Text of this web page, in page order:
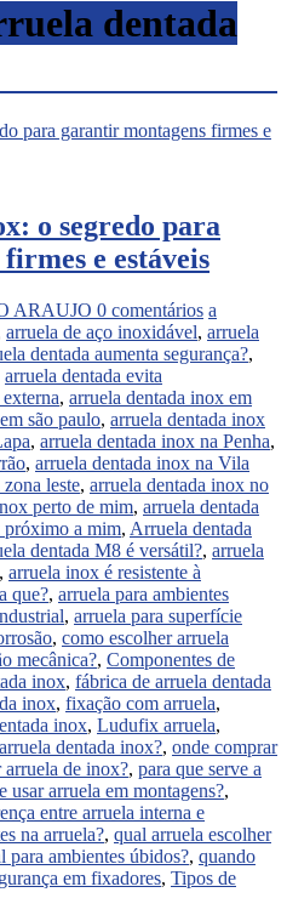
dentada
o segredo para
e estáveis
ARAUJO 0 comentários a
arruela de aço inoxidável, arruela
dentada aumenta segurança?,
arruela dentada evita
, arruela dentada inox em
são paulo, arruela dentada inox
, arruela dentada inox na Penha,
, arruela dentada inox na Vila
leste, arruela dentada inox no
perto de mim, arruela dentada
próximo a mim, Arruela dentada
dentada M8 é versátil?, arruela
, arruela inox é resistente à
que?, arruela para ambientes
, arruela para superfície
, como escolher arruela
mecânica?, Componentes de
inox, fábrica de arruela dentada
inox, fixação com arruela,
inox, Ludufix arruela,
dentada inox?, onde comprar
arruela de inox?, para que serve a
usar arruela em montagens?,
entre arruela interna e
na arruela?, qual arruela escolher
para ambientes úbidos?, quando
em fixadores, Tipos de